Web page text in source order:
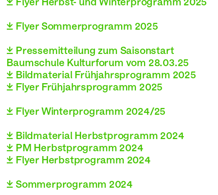
 Flyer Sommerprogramm 2025
 Pressemitteilung zum Saisonstart
Baumschule Kulturforum vom 28.03.25
 Bildmaterial Frühjahrsprogramm 2025
 Flyer Frühjahrsprogramm 2025
 Flyer Winterprogramm 2024/25
 Bildmaterial Herbstprogramm 2024
 PM Herbstprogramm 2024
 Flyer Herbstprogramm 2024
 Sommerprogramm 2024